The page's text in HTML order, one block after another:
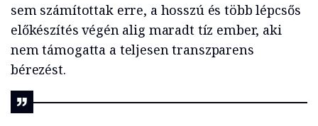
sem számítottak erre, a hosszú és több lépcsős
előkészítés végén alig maradt tíz ember, aki
nem támogatta a teljesen transzparens
bérezést.